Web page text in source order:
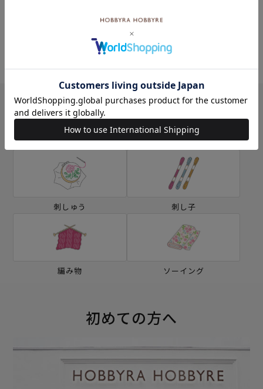
ソーイングボックス
カテゴリー別の学ぶ
刺しゅう 刺し子
編み物 ソーイング
初めての方へ